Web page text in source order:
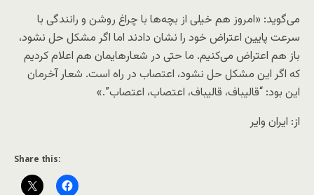
می‌گوید: «امروز هم خیلی از بچه‌ها با چراغ روشن و رانندگی با
سرعت پایین اعتراض خود را نشان دادند اما اگر مشکل حل نشود،
باز هم اعتراض می‌کنیم. ما حتی در شعارهایمان هم اعلام کردیم
که اگر این مشکل حل نشود، اعتصاب در راه است. شعار آخرمان
این بود: “قالیباف، قالیباف، اعتصاب، اعتصاب”.»
از: ایران وایر
Share this: